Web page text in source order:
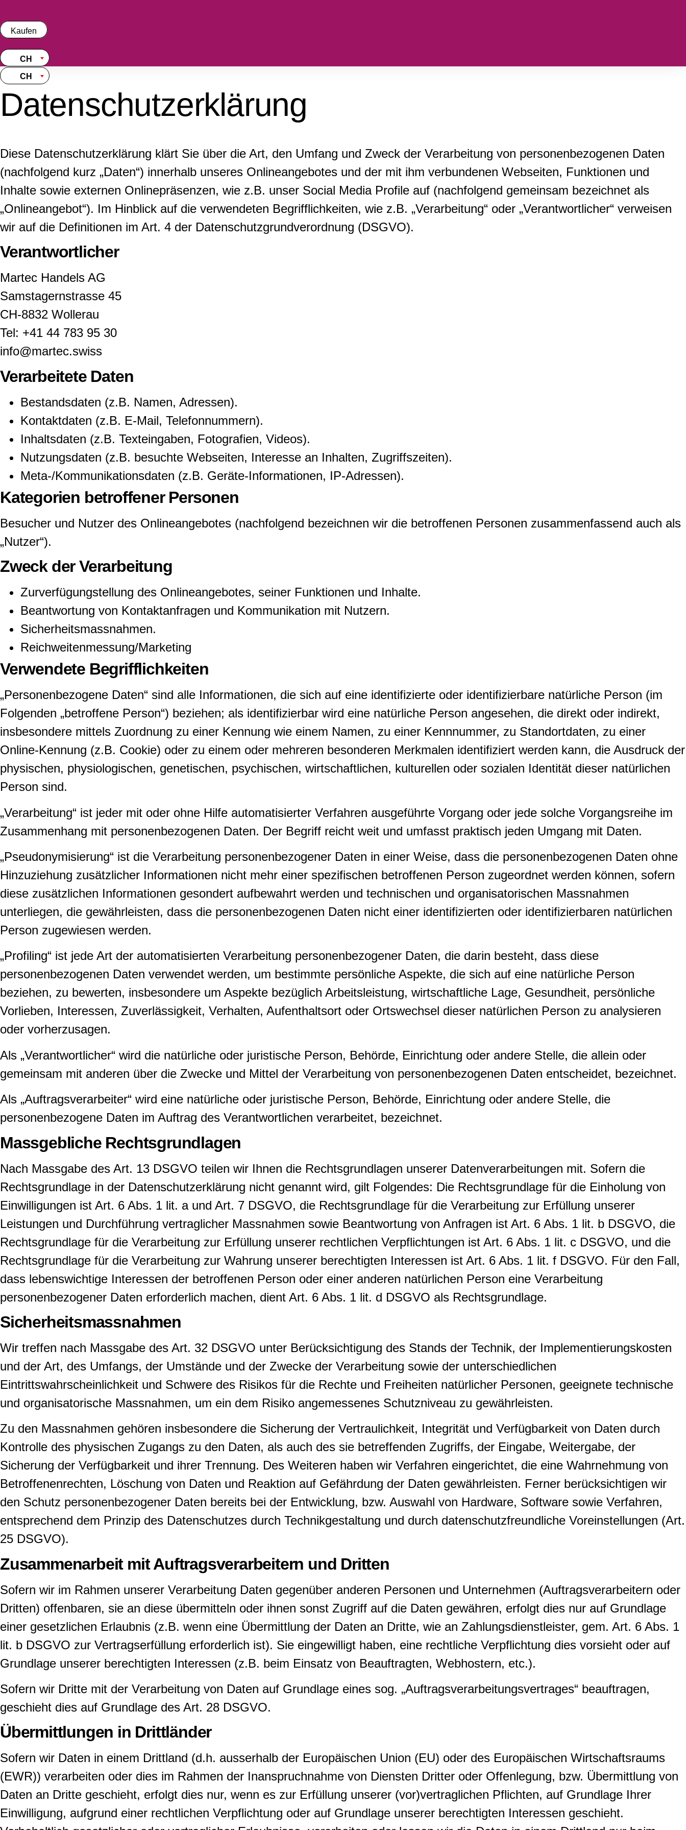
to
content
Kaufen
CH
CH
Datenschutzerklärung
Diese Datenschutzerklärung klärt Sie über die Art, den Umfang und Zweck der Verarbeitung von personenbezogenen Daten
(nachfolgend kurz „Daten“) innerhalb unseres Onlineangebotes und der mit ihm verbundenen Webseiten, Funktionen und
Inhalte sowie externen Onlinepräsenzen, wie z.B. unser Social Media Profile auf (nachfolgend gemeinsam bezeichnet als
„Onlineangebot“). Im Hinblick auf die verwendeten Begrifflichkeiten, wie z.B. „Verarbeitung“ oder „Verantwortlicher“ verweisen
wir auf die Definitionen im Art. 4 der Datenschutzgrundverordnung (DSGVO).
Verantwortlicher
Martec Handels AG
Samstagernstrasse 45
CH-8832 Wollerau
Tel: +41 44 783 95 30
info@martec.swiss
Verarbeitete Daten
Bestandsdaten (z.B. Namen, Adressen).
Kontaktdaten (z.B. E-Mail, Telefonnummern).
Inhaltsdaten (z.B. Texteingaben, Fotografien, Videos).
Nutzungsdaten (z.B. besuchte Webseiten, Interesse an Inhalten, Zugriffszeiten).
Meta-/Kommunikationsdaten (z.B. Geräte-Informationen, IP-Adressen).
Kategorien betroffener Personen
Besucher und Nutzer des Onlineangebotes (nachfolgend bezeichnen wir die betroffenen Personen zusammenfassend auch als
„Nutzer“).
Zweck der Verarbeitung
Zurverfügungstellung des Onlineangebotes, seiner Funktionen und Inhalte.
Beantwortung von Kontaktanfragen und Kommunikation mit Nutzern.
Sicherheitsmassnahmen.
Reichweitenmessung/Marketing
Verwendete Begrifflichkeiten
„Personenbezogene Daten“ sind alle Informationen, die sich auf eine identifizierte oder identifizierbare natürliche Person (im
Folgenden „betroffene Person“) beziehen; als identifizierbar wird eine natürliche Person angesehen, die direkt oder indirekt,
insbesondere mittels Zuordnung zu einer Kennung wie einem Namen, zu einer Kennnummer, zu Standortdaten, zu einer
Online-Kennung (z.B. Cookie) oder zu einem oder mehreren besonderen Merkmalen identifiziert werden kann, die Ausdruck der
physischen, physiologischen, genetischen, psychischen, wirtschaftlichen, kulturellen oder sozialen Identität dieser natürlichen
Person sind.
„Verarbeitung“ ist jeder mit oder ohne Hilfe automatisierter Verfahren ausgeführte Vorgang oder jede solche Vorgangsreihe im
Zusammenhang mit personenbezogenen Daten. Der Begriff reicht weit und umfasst praktisch jeden Umgang mit Daten.
„Pseudonymisierung“ ist die Verarbeitung personenbezogener Daten in einer Weise, dass die personenbezogenen Daten ohne
Hinzuziehung zusätzlicher Informationen nicht mehr einer spezifischen betroffenen Person zugeordnet werden können, sofern
diese zusätzlichen Informationen gesondert aufbewahrt werden und technischen und organisatorischen Massnahmen
unterliegen, die gewährleisten, dass die personenbezogenen Daten nicht einer identifizierten oder identifizierbaren natürlichen
Person zugewiesen werden.
„Profiling“ ist jede Art der automatisierten Verarbeitung personenbezogener Daten, die darin besteht, dass diese
personenbezogenen Daten verwendet werden, um bestimmte persönliche Aspekte, die sich auf eine natürliche Person
beziehen, zu bewerten, insbesondere um Aspekte bezüglich Arbeitsleistung, wirtschaftliche Lage, Gesundheit, persönliche
Vorlieben, Interessen, Zuverlässigkeit, Verhalten, Aufenthaltsort oder Ortswechsel dieser natürlichen Person zu analysieren
oder vorherzusagen.
Als „Verantwortlicher“ wird die natürliche oder juristische Person, Behörde, Einrichtung oder andere Stelle, die allein oder
gemeinsam mit anderen über die Zwecke und Mittel der Verarbeitung von personenbezogenen Daten entscheidet, bezeichnet.
Als „Auftragsverarbeiter“ wird eine natürliche oder juristische Person, Behörde, Einrichtung oder andere Stelle, die
personenbezogene Daten im Auftrag des Verantwortlichen verarbeitet, bezeichnet.
Massgebliche Rechtsgrundlagen
Nach Massgabe des Art. 13 DSGVO teilen wir Ihnen die Rechtsgrundlagen unserer Datenverarbeitungen mit. Sofern die
Rechtsgrundlage in der Datenschutzerklärung nicht genannt wird, gilt Folgendes: Die Rechtsgrundlage für die Einholung von
Einwilligungen ist Art. 6 Abs. 1 lit. a und Art. 7 DSGVO, die Rechtsgrundlage für die Verarbeitung zur Erfüllung unserer
Leistungen und Durchführung vertraglicher Massnahmen sowie Beantwortung von Anfragen ist Art. 6 Abs. 1 lit. b DSGVO, die
Rechtsgrundlage für die Verarbeitung zur Erfüllung unserer rechtlichen Verpflichtungen ist Art. 6 Abs. 1 lit. c DSGVO, und die
Rechtsgrundlage für die Verarbeitung zur Wahrung unserer berechtigten Interessen ist Art. 6 Abs. 1 lit. f DSGVO. Für den Fall,
dass lebenswichtige Interessen der betroffenen Person oder einer anderen natürlichen Person eine Verarbeitung
personenbezogener Daten erforderlich machen, dient Art. 6 Abs. 1 lit. d DSGVO als Rechtsgrundlage.
Sicherheitsmassnahmen
Wir treffen nach Massgabe des Art. 32 DSGVO unter Berücksichtigung des Stands der Technik, der Implementierungskosten
und der Art, des Umfangs, der Umstände und der Zwecke der Verarbeitung sowie der unterschiedlichen
Eintrittswahrscheinlichkeit und Schwere des Risikos für die Rechte und Freiheiten natürlicher Personen, geeignete technische
und organisatorische Massnahmen, um ein dem Risiko angemessenes Schutzniveau zu gewährleisten.
Zu den Massnahmen gehören insbesondere die Sicherung der Vertraulichkeit, Integrität und Verfügbarkeit von Daten durch
Kontrolle des physischen Zugangs zu den Daten, als auch des sie betreffenden Zugriffs, der Eingabe, Weitergabe, der
Sicherung der Verfügbarkeit und ihrer Trennung. Des Weiteren haben wir Verfahren eingerichtet, die eine Wahrnehmung von
Betroffenenrechten, Löschung von Daten und Reaktion auf Gefährdung der Daten gewährleisten. Ferner berücksichtigen wir
den Schutz personenbezogener Daten bereits bei der Entwicklung, bzw. Auswahl von Hardware, Software sowie Verfahren,
entsprechend dem Prinzip des Datenschutzes durch Technikgestaltung und durch datenschutzfreundliche Voreinstellungen (Art.
25 DSGVO).
Zusammenarbeit mit Auftragsverarbeitern und Dritten
Sofern wir im Rahmen unserer Verarbeitung Daten gegenüber anderen Personen und Unternehmen (Auftragsverarbeitern oder
Dritten) offenbaren, sie an diese übermitteln oder ihnen sonst Zugriff auf die Daten gewähren, erfolgt dies nur auf Grundlage
einer gesetzlichen Erlaubnis (z.B. wenn eine Übermittlung der Daten an Dritte, wie an Zahlungsdienstleister, gem. Art. 6 Abs. 1
lit. b DSGVO zur Vertragserfüllung erforderlich ist). Sie eingewilligt haben, eine rechtliche Verpflichtung dies vorsieht oder auf
Grundlage unserer berechtigten Interessen (z.B. beim Einsatz von Beauftragten, Webhostern, etc.).
Sofern wir Dritte mit der Verarbeitung von Daten auf Grundlage eines sog. „Auftragsverarbeitungsvertrages“ beauftragen,
geschieht dies auf Grundlage des Art. 28 DSGVO.
Übermittlungen in Drittländer
Sofern wir Daten in einem Drittland (d.h. ausserhalb der Europäischen Union (EU) oder des Europäischen Wirtschaftsraums
(EWR)) verarbeiten oder dies im Rahmen der Inanspruchnahme von Diensten Dritter oder Offenlegung, bzw. Übermittlung von
Daten an Dritte geschieht, erfolgt dies nur, wenn es zur Erfüllung unserer (vor)vertraglichen Pflichten, auf Grundlage Ihrer
Einwilligung, aufgrund einer rechtlichen Verpflichtung oder auf Grundlage unserer berechtigten Interessen geschieht.